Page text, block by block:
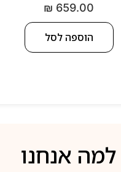
₪ 659.00
הוספה לסל
למה אנחנו